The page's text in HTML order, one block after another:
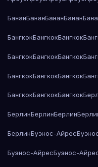
БананБананБананБанан
БангкокБангкокБангкок
БангкокБангкокБангкок
БангкокБангкокБангкок
БангкокБангкокБангкок
БерлинБерлинБерлин
БерлинБуэнос-Айрес
Буэнос-АйресБуэнос-